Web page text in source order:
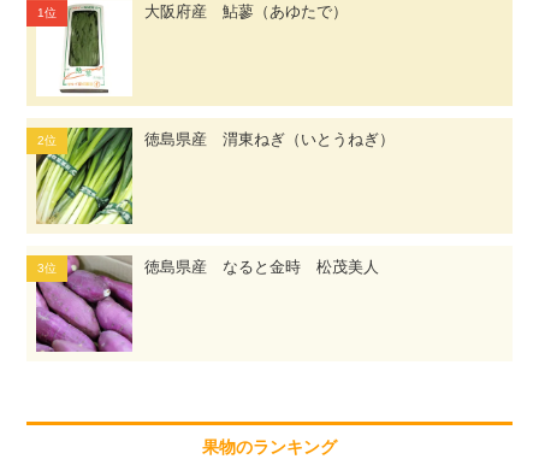
大阪府産 鮎蓼（あゆたで）
徳島県産 渭東ねぎ（いとうねぎ）
徳島県産 なると金時 松茂美人
果物のランキング